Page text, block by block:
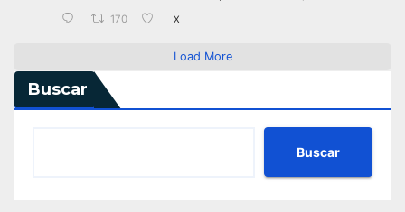
170 X
Load More
Buscar
Buscar